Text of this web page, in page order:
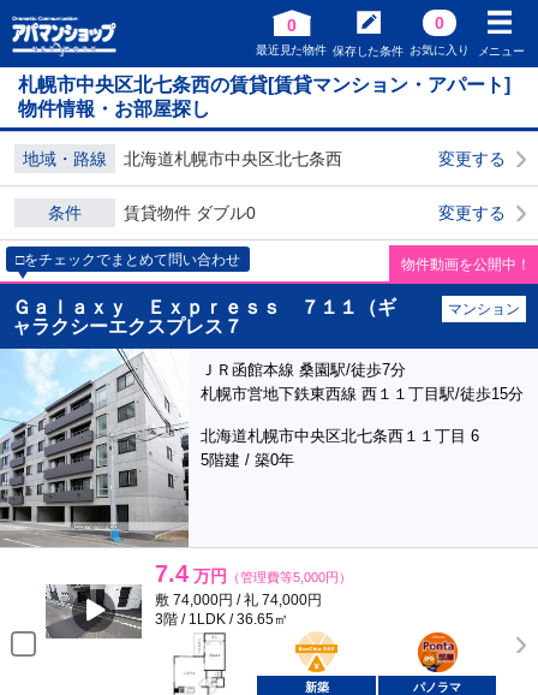
0
最近見た物件 保存した条件
0
お気に入り メニュー
札幌市中央区北七条西の賃貸[賃貸マンション・アパート]
物件情報・お部屋探し
地域・路線 北海道札幌市中央区北七条西 変更する
条件 賃貸物件 ダブル0 変更する
□をチェックでまとめて問い合わせ 物件動画を公開中！
Ｇａｌａｘｙ Ｅｘｐｒｅｓｓ ７１１（ギ
ャラクシーエクスプレス７
マンション
ＪＲ函館本線 桑園駅/徒歩7分
札幌市営地下鉄東西線 西１１丁目駅/徒歩15分
北海道札幌市中央区北七条西１１丁目 6
5階建 / 築0年
7.4 万円 （管理費等5,000円）
敷 74,000円 / 礼 74,000円
3階 / 1LDK / 36.65㎡
BunChinPAY
ポンタ
部屋
新築
パノラマ